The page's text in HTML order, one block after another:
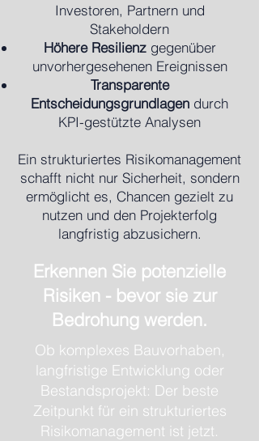
Investoren, Partnern und
Stakeholdern
Höhere Resilienzgegenüber
unvorhergesehenen Ereignissen
Transparente
Entscheidungsgrundlagen durch
KPI-gestützte Analysen
Ein strukturiertes Risikomanagement
schafft nicht nur Sicherheit, sondern
ermöglicht es, Chancen gezielt zu
nutzen und den Projekterfolg
langfristig abzusichern.
Erkennen Sie potenzielle
Risiken - bevor sie zur
Bedrohung werden.
Ob komplexes Bauvorhaben,
langfristige Entwicklung oder
Bestandsprojekt: Der beste
Zeitpunkt für ein strukturiertes
Risikomanagement ist jetzt.